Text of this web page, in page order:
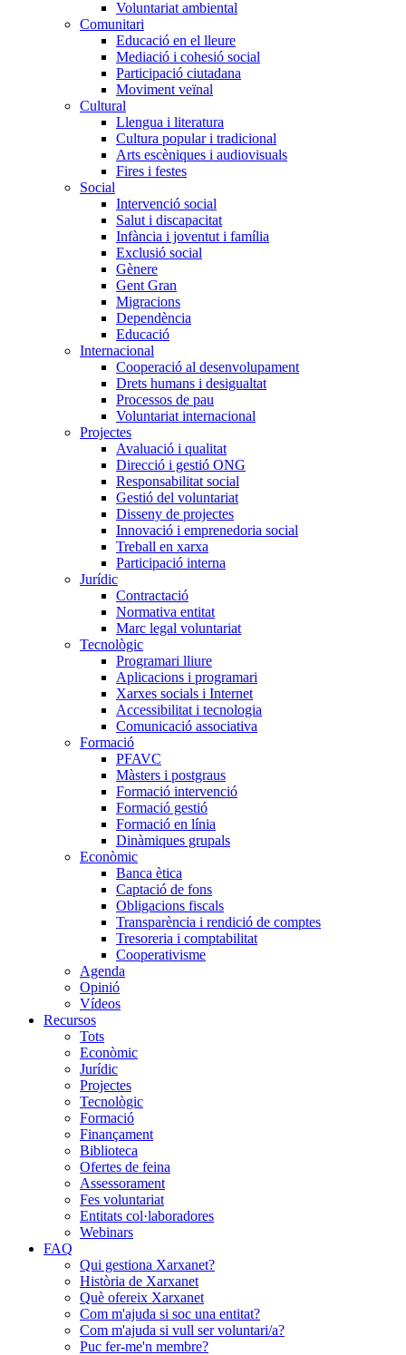
Voluntariat ambiental
Comunitari
Educació en el lleure
Mediació i cohesió social
Participació ciutadana
Moviment veïnal
Cultural
Llengua i literatura
Cultura popular i tradicional
Arts escèniques i audiovisuals
Fires i festes
Social
Intervenció social
Salut i discapacitat
Infància i joventut i família
Exclusió social
Gènere
Gent Gran
Migracions
Dependència
Educació
Internacional
Cooperació al desenvolupament
Drets humans i desigualtat
Processos de pau
Voluntariat internacional
Projectes
Avaluació i qualitat
Direcció i gestió ONG
Responsabilitat social
Gestió del voluntariat
Disseny de projectes
Innovació i emprenedoria social
Treball en xarxa
Participació interna
Jurídic
Contractació
Normativa entitat
Marc legal voluntariat
Tecnològic
Programari lliure
Aplicacions i programari
Xarxes socials i Internet
Accessibilitat i tecnologia
Comunicació associativa
Formació
PFAVC
Màsters i postgraus
Formació intervenció
Formació gestió
Formació en línia
Dinàmiques grupals
Econòmic
Banca ètica
Captació de fons
Obligacions fiscals
Transparència i rendició de comptes
Tresoreria i comptabilitat
Cooperativisme
Agenda
Opinió
Vídeos
Recursos
Tots
Econòmic
Jurídic
Projectes
Tecnològic
Formació
Finançament
Biblioteca
Ofertes de feina
Assessorament
Fes voluntariat
Entitats col·laboradores
Webinars
FAQ
Qui gestiona Xarxanet?
Història de Xarxanet
Què ofereix Xarxanet
Com m'ajuda si soc una entitat?
Com m'ajuda si vull ser voluntari/a?
Puc fer-me'n membre?